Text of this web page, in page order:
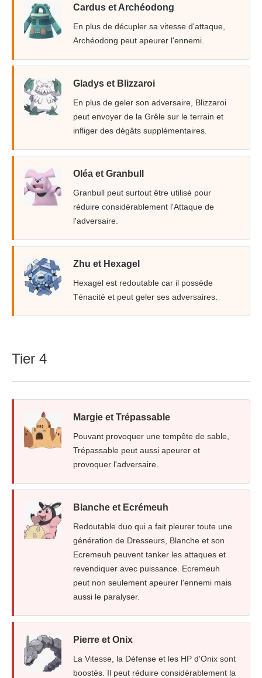
Cardus et Archéodong
En plus de décupler sa vitesse d'attaque,
Archéodong peut apeurer l'ennemi.
Gladys et Blizzaroi
En plus de geler son adversaire, Blizzaroi
peut envoyer de la Grêle sur le terrain et
infliger des dégâts supplémentaires.
Oléa et Granbull
Granbull peut surtout être utilisé pour
réduire considérablement l'Attaque de
l'adversaire.
Zhu et Hexagel
Hexagel est redoutable car il possède
Ténacité et peut geler ses adversaires.
Tier 4
Margie et Trépassable
Pouvant provoquer une tempête de sable,
Trépassable peut aussi apeurer et
provoquer l'adversaire.
Blanche et Ecrémeuh
Redoutable duo qui a fait pleurer toute une
génération de Dresseurs, Blanche et son
Ecremeuh peuvent tanker les attaques et
revendiquer avec puissance. Ecremeuh
peut non seulement apeurer l'ennemi mais
aussi le paralyser.
Pierre et Onix
La Vitesse, la Défense et les HP d'Onix sont
boostés. Il peut réduire considérablement la